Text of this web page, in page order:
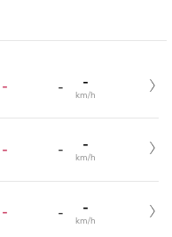
- - -
km/h
- - -
km/h
- - -
km/h